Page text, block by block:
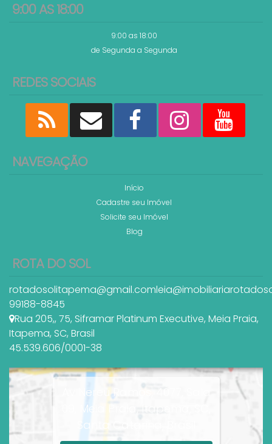
9:00 AS 18:00
9:00 as 18:00
de Segunda a Segunda
REDES SOCIAIS
NAVEGAÇÃO
Início
Cadastre seu Imóvel
Solicite seu Imóvel
Blog
ROTA DO SOL
rotadosolitapema@gmail.com
99188-8845
Rua 205,, 75, Siframar Platinum Executive, Meia Praia,
Itapema, SC, Brasil
45.539.606/0001-38
Av Nereu Ramos, 4077, Sala
09, Meia Praia, Itapema, SC,
Santa Catarina, Brasil